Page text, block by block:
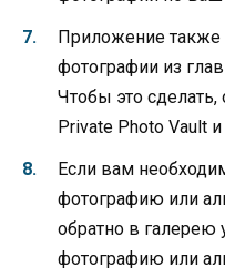
Приложение также
фотографии из
Чтобы это
Private Photo Vault
Если вам
фотографию или
обратно в галерею
фотографию или